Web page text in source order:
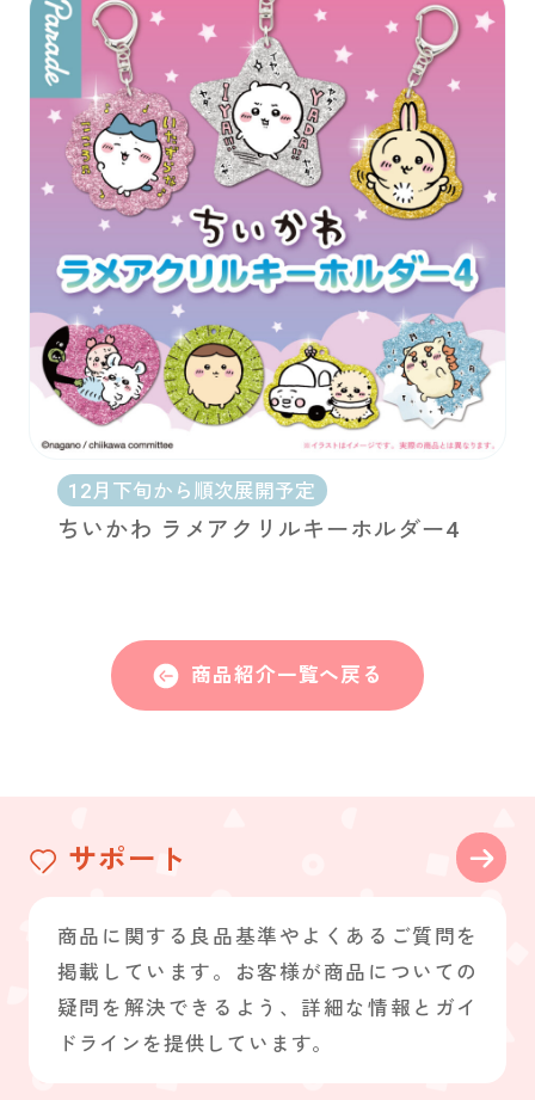
12月下旬から順次展開予定
ちいかわ ラメアクリルキーホルダー4
商品紹介一覧へ戻る
サポート
商品に関する良品基準やよくあるご質問を
掲載しています。お客様が商品についての
疑問を解決できるよう、詳細な情報とガイ
ドラインを提供しています。